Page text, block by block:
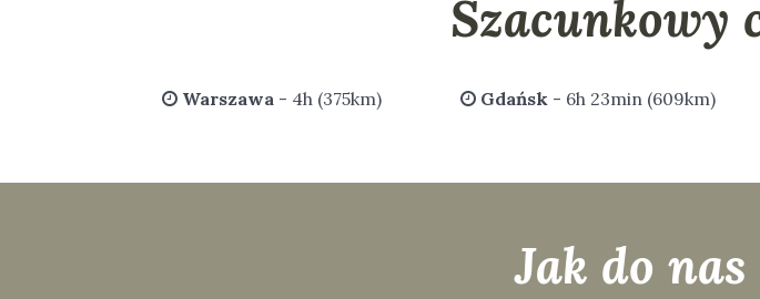
Szacunkowy
Warszawa- 4h (375km) Gdańsk- 6h 23min (609km)
Jak do